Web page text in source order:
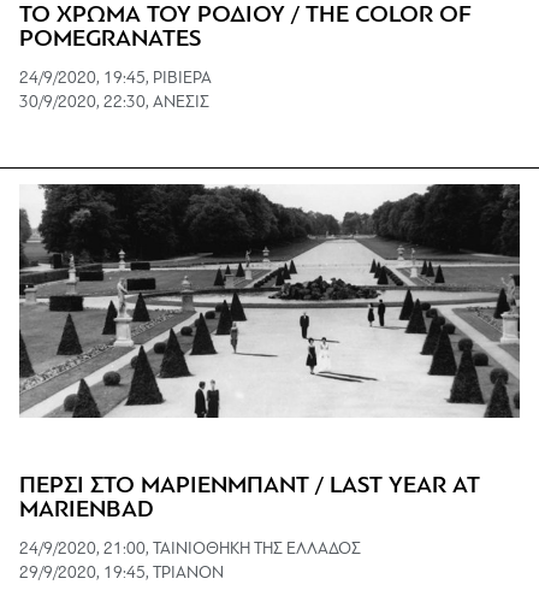
ΤΟ ΧΡΩΜΑ ΤΟΥ ΡΟΔΙΟΥ / THE COLOR OF
POMEGRANATES
24/9/2020, 19:45, ΡΙΒΙΕΡΑ
30/9/2020, 22:30, ΑΝΕΣΙΣ
ΠΕΡΣΙ ΣΤΟ ΜΑΡΙΕΝΜΠΑΝΤ / LAST YEAR AT
MARIENBAD
24/9/2020, 21:00, ΤΑΙΝΙΟΘΗΚΗ ΤΗΣ ΕΛΛΑΔΟΣ
29/9/2020, 19:45, ΤΡΙΑΝΟΝ